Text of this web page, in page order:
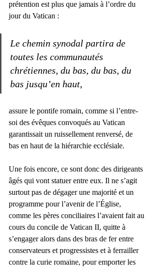
prétention est plus que jamais à l’ordre du
jour du Vatican :
Le chemin synodal partira de
toutes les communautés
chrétiennes, du bas, du bas, du
bas jusqu’en haut,
assure le pontife romain, comme si l’entre-
soi des évêques convoqués au Vatican
garantissait un ruissellement renversé, de
bas en haut de la hiérarchie ecclésiale.
Une fois encore, ce sont donc des dirigeants
âgés qui vont statuer entre eux. Il ne s’agit
surtout pas de dégager une majorité et un
programme pour l’avenir de l’Église,
comme les pères conciliaires l’avaient fait au
cours du concile de Vatican II, quitte à
s’engager alors dans des bras de fer entre
conservateurs et progressistes et à ferrailler
contre la curie romaine, pour emporter les